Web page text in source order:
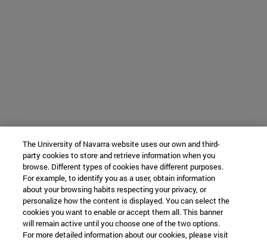
The University of Navarra website uses our own and third-
party cookies to store and retrieve information when you
browse. Different types of cookies have different purposes.
For example, to identify you as a user, obtain information
about your browsing habits respecting your privacy, or
personalize how the content is displayed. You can select the
cookies you want to enable or accept them all. This banner
will remain active until you choose one of the two options.
For more detailed information about our cookies, please visit